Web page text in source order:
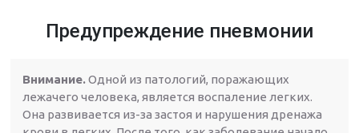
Предупреждение пневмонии
Внимание.Одной из патологий, поражающих
лежачего человека, является воспаление легких.
Она развивается из-за застоя и нарушения дренажа